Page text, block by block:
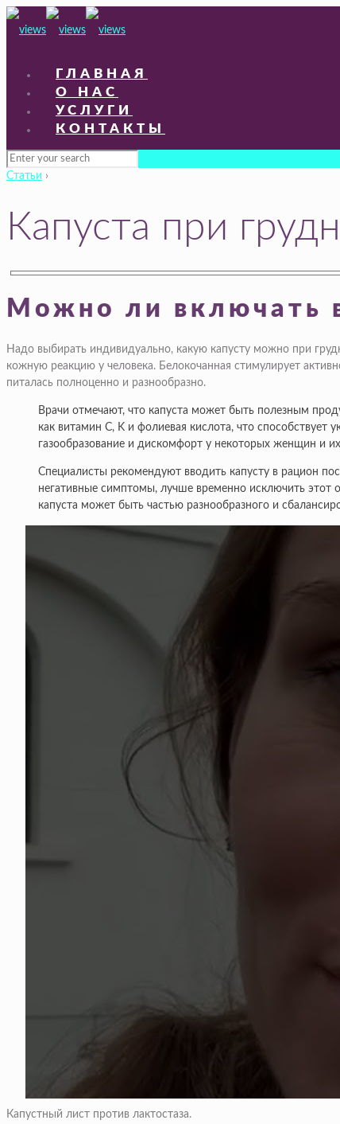
ГЛАВНАЯ
О НАС
УСЛУГИ
КОНТАКТЫ
Статьи ›
Капуста при
Можно ли включать
Надо выбирать индивидуально, какую капусту можно при
кожную реакцию у человека. Белокочанная стимулирует
питалась полноценно и разнообразно.
Врачи отмечают, что капуста может быть полезным
как витамин C, K и фолиевая кислота, что
газообразование и дискомфорт у некоторых женщин и
Специалисты рекомендуют вводить капусту в рацион
негативные симптомы, лучше временно исключить
капуста может быть частью разнообразного и
Капустный лист против лактостаза.